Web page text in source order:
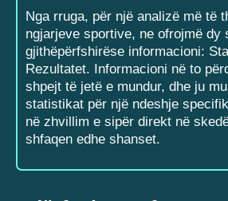
Nga rruga, për një analizë më të
ngjarjeve sportive, ne ofrojmë dy
gjithëpërfshirëse informacioni:
Rezultatet. Informacioni në to
shpejt të jetë e mundur, dhe ju
statistikat për një ndeshje
në zhvillim e sipër direkt në
shfaqen edhe shanset.